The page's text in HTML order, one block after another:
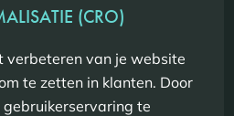
(CRO)
verbeteren van je website
te zetten in klanten. Door
gebruikerservaring te